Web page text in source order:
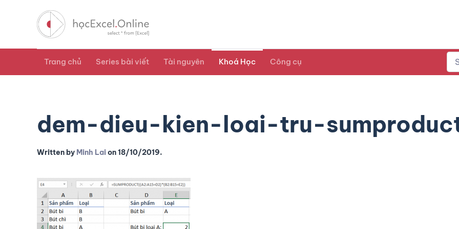
Trang chủ Series bài viết Tài nguyên Khoá Học Công cụ
dem-dieu-kien-loai-tru-
Written by Minh Laion18/10/2019.